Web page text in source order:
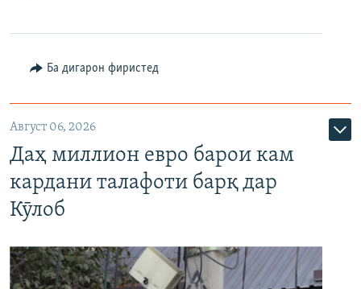
Ба дигарон фиристед
Август 06, 2026
Даҳ миллион евро барои кам
кардани талафоти барқ дар
Кӯлоб